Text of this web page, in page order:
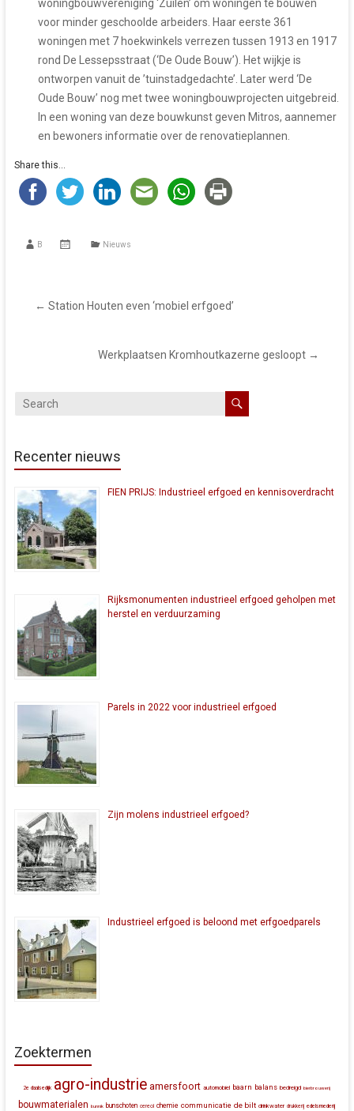
woningbouwvereniging ‘Zuilen’ om woningen te bouwen
voor minder geschoolde arbeiders. Haar eerste 361
woningen met 7 hoekwinkels verrezen tussen 1913 en 1917
rond De Lessepsstraat (‘De Oude Bouw’). Het wijkje is
ontworpen vanuit de ’tuinstadgedachte’. Later werd ‘De
Oude Bouw’ nog met twee woningbouwprojecten uitgebreid.
In een woning van deze bouwkunst geven Mitros, aannemer
en bewoners informatie over de renovatieplannen.
Share this...
B Nieuws
← Station Houten even ‘mobiel erfgoed’
Werkplaatsen Kromhoutkazerne gesloopt →
Recenter nieuws
FIEN PRIJS: Industrieel erfgoed en kennisoverdracht
Rijksmonumenten industrieel erfgoed geholpen met
herstel en verduurzaming
Parels in 2022 voor industrieel erfgoed
Zijn molens industrieel erfgoed?
Industrieel erfgoed is beloond met erfgoedparels
Zoektermen
2e daalsedijk agro-industrie amersfoort automobiel baarn balans bedreigd bierbrouwerij
bouwmaterialen bunnik bunschoten cereol chemie communicatie de bilt drinkwater drukkerij edelsmederij